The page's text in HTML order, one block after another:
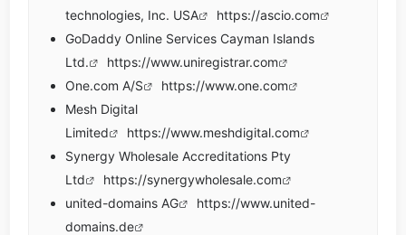
technologies, Inc. USA
https://ascio.com
GoDaddy Online Services Cayman Islands
Ltd.
https://www.uniregistrar.com
One.com A/S
https://www.one.com
Mesh Digital
Limited
https://www.meshdigital.com
Synergy Wholesale Accreditations Pty
Ltd
https://synergywholesale.com
united-domains AG
https://www.united-
domains.de